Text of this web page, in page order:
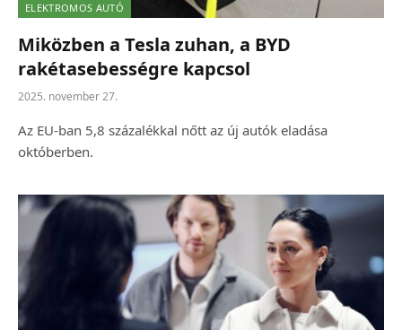
ELEKTROMOS AUTÓ
Miközben a Tesla zuhan, a BYD
rakétasebességre kapcsol
2025. november 27.
Az EU-ban 5,8 százalékkal nőtt az új autók eladása
októberben.